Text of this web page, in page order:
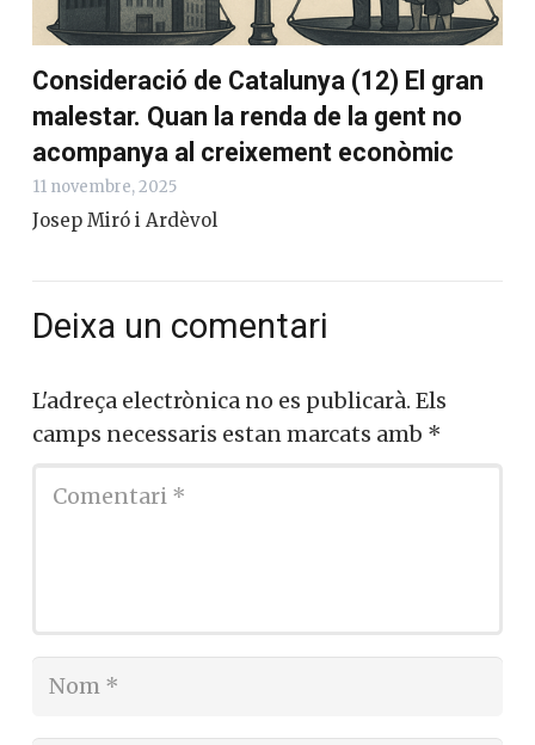
Consideració de Catalunya (12) El gran
malestar. Quan la renda de la gent no
acompanya al creixement econòmic
11 novembre, 2025
Josep Miró i Ardèvol
Deixa un comentari
L'adreça electrònica no es publicarà. Els
camps necessaris estan marcats amb *